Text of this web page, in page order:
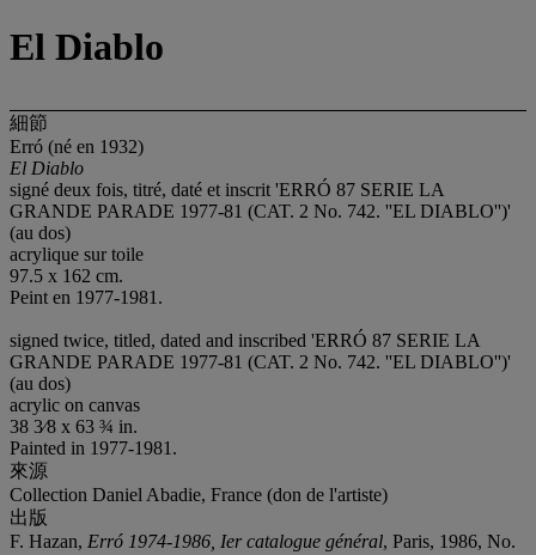
El Diablo
細節
Erró (né en 1932)
El Diablo
signé deux fois, titré, daté et inscrit 'ERRÓ 87 SERIE LA
GRANDE PARADE 1977-81 (CAT. 2 No. 742. ''EL DIABLO'')'
(au dos)
acrylique sur toile
97.5 x 162 cm.
Peint en 1977-1981.
signed twice, titled, dated and inscribed 'ERRÓ 87 SERIE LA
GRANDE PARADE 1977-81 (CAT. 2 No. 742. ''EL DIABLO'')'
(au dos)
acrylic on canvas
38 3⁄8 x 63 ¾ in.
Painted in 1977-1981.
來源
Collection Daniel Abadie, France (don de l'artiste)
出版
F. Hazan, Erró 1974-1986, Ier catalogue général, Paris, 1986, No.